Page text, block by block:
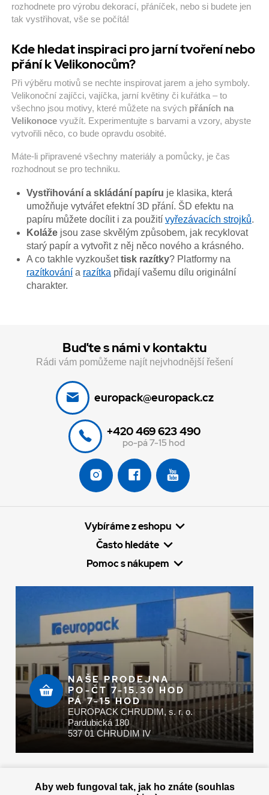
rozhodnete pro výrobu dekorací, přáníček, nebo si budete jen
tak vystřihovat, vše se počítá!
Kde hledat inspiraci pro jarní tvoření nebo
přání k Velikonocům?
Při výběru motivů se nechte inspirovat jarem a jeho symboly.
Velikonoční zajíčci, vajíčka, jarní květiny či kuřátka – to
všechno jsou motivy, které můžete na svých přáních na
Velikonoce využít. Experimentujte s barvami a vzory, abyste
vytvořili něco, co bude opravdu osobité.
Máte-li připravené všechny materiály a pomůcky, je čas
rozhodnout se pro techniku.
Vystřihování a skládání papíru je klasika, která
umožňuje vytvářet efektní 3D přání. ŠD efektu na
papíru můžete docílit i za použití vyřezávacích strojků.
Koláže jsou zase skvělým způsobem, jak recyklovat
starý papír a vytvořit z něj něco nového a krásného.
A co takhle vyzkoušettisk razítky? Platformy na
razítkování a razítka přidají vašemu dílu originální
charakter.
Buďte s námi v kontaktu
Rádi vám pomůžeme najít nejvhodnější řešení
europack@europack.cz
+420 469 623 490
po-pá 7-15 hod
Vybíráme z eshopu
Často hledáte
Pomoc s nákupem
NAŠE PRODEJNA
PO-ČT 7-15.30 HOD
PÁ 7-15 HOD
EUROPACK CHRUDIM, s. r. o.
Pardubická 180
537 01 CHRUDIM IV
Aby web fungoval tak, jak ho znáte (souhlas